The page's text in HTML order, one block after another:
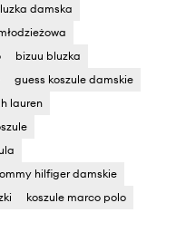
damska
bizuu bluzka
guess koszule damskie
lauren
hilfiger damskie
koszule marco polo